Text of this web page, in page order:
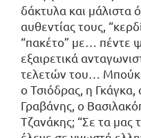
δάκτυλα και μάλιστα
αυθεντίας τους,
“πακέτο” με… πέντε
εξαιρετικά
τελετών του…
ο Τσιόδρας, η
Γραβάνης, ο
Τζανάκης; “Σε τα μας